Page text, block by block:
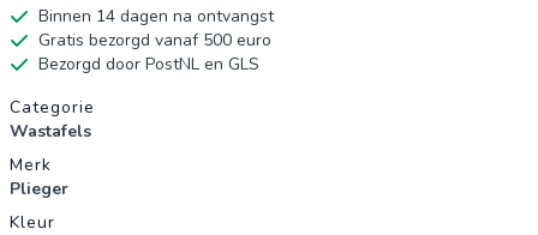
Binnen 14 dagen na ontvangst
Gratis bezorgd vanaf 500 euro
Bezorgd door PostNL en GLS
Productgegevens
Categorie
Wastafels
Merk
Plieger
Kleur